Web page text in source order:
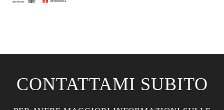
CONTATTAMI SUBITO